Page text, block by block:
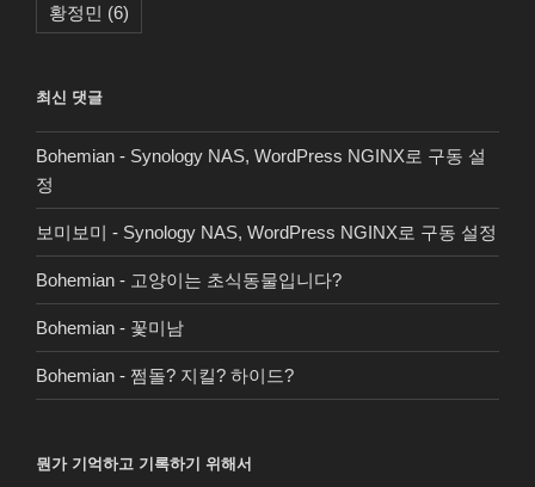
황정민 (6)
최신 댓글
Bohemian - Synology NAS, WordPress NGINX로 구동 설
정
보미보미 - Synology NAS, WordPress NGINX로 구동 설정
Bohemian - 고양이는 초식동물입니다?
Bohemian - 꽃미남
Bohemian - 쩜돌? 지킬? 하이드?
뭔가 기억하고 기록하기 위해서